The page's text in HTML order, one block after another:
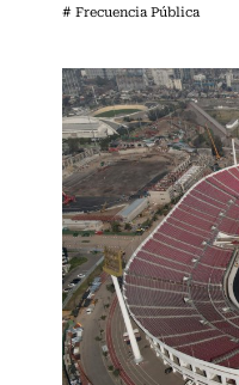
# Frecuencia Pública